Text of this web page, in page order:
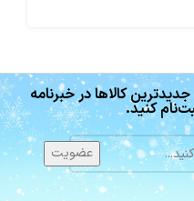
کالاها در خبرنامه
کنید.